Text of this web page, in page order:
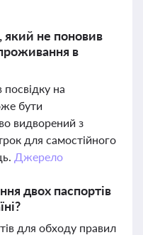
не поновив
в
на
бути
видворений з
для самостійного
Джерело
двох паспортів
для обходу правил